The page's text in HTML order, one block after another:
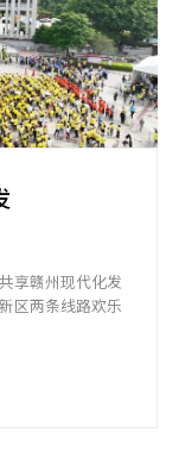
享赣州现代化发
区两条线路欢乐